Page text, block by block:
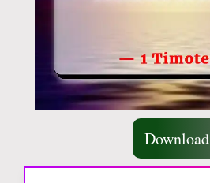
Download